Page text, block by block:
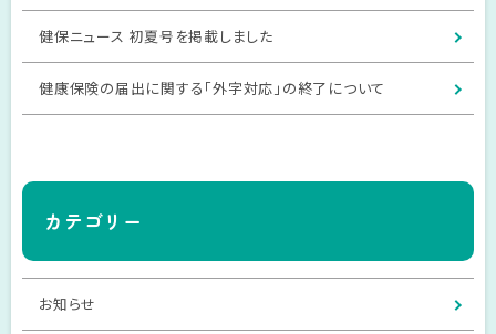
健保ニュース 初夏号を掲載しました
健康保険の届出に関する「外字対応」の終了について
カテゴリー
お知らせ